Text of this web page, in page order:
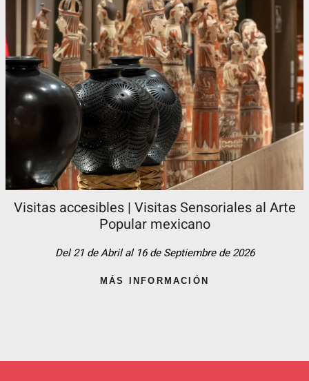
Visitas accesibles | Visitas Sensoriales al Arte
Popular mexicano
Del 21 de Abril al 16 de Septiembre de 2026
MÁS INFORMACIÓN